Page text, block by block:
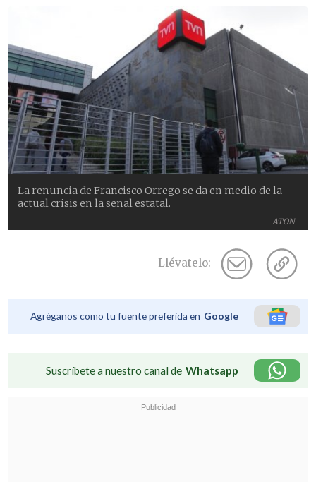
ATON
La renuncia de Francisco Orrego se da en medio de la
actual crisis en la señal estatal.
Llévatelo:
Agréganos como tu fuente preferida en Google
Suscríbete a nuestro canal de Whatsapp